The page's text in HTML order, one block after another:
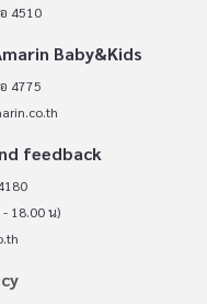
4510
Baby&Kids
4775
feedback
- 18.00 น)